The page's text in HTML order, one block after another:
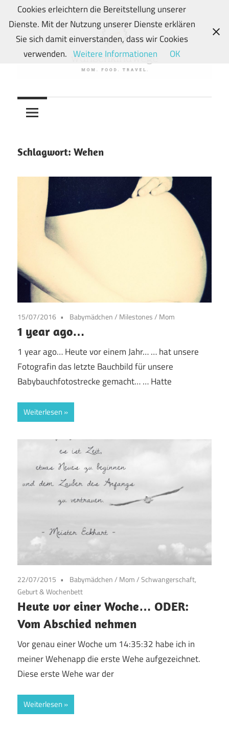
Zum
Inhalt
springen
wunschkindwege
Wunschkindern
und
Mein
Travelblog
Schlagwort: Wehen
15/07/2016 Babymädchen/ Milestones/ Mom
1 year ago…
1 year ago… Heute vor einem Jahr… … hat unsere
Fotografin das letzte Bauchbild für unsere
Babybauchfotostrecke gemacht… … Hatte
Weiterlesen
22/07/2015 Babymädchen/ Mom/Schwangerschaft,
Geburt & Wochenbett
Heute vor einer Woche… ODER:
Vom Abschied nehmen
Vor genau einer Woche um 14:35:32 habe ich in
meiner Wehenapp die erste Wehe aufgezeichnet.
Diese erste Wehe war der
Weiterlesen
Cookies erleichtern die Bereitstellung unserer
Dienste. Mit der Nutzung unserer Dienste erklären
Sie sich damit einverstanden, dass wir Cookies
verwenden. Weitere Informationen OK